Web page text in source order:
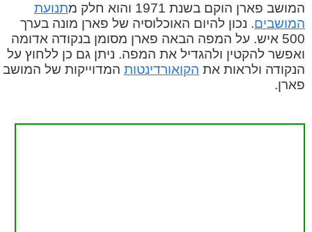
המושב פארן הוקם בשנת 1971 והוא חלק מ
תנועת
המושבים. נכון להיום האוכלוסיה של פארן מונה בערך
500 איש. על המפה הבאה פארן מסומן בנקודה אדומה
ואפשר להקטין ולהגדיל את המפה. ניתן גם כן ללחוץ על
הנקודה ולראות את הקואורדינטות המדוייקות של המושב
פארן.